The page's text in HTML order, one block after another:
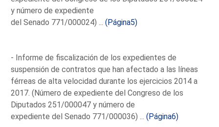
y número de expediente
del Senado 771/000024) ...(Página5)
- Informe de fiscalización de los expedientes de
suspensión de contratos que han afectado a las líneas
férreas de alta velocidad durante los ejercicios 2014 a
2017. (Número de expediente del Congreso de los
Diputados 251/000047 y número de
expediente del Senado 771/000036) ...(Página6)